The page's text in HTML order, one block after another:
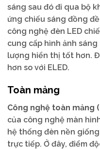
sáng sau đó đi qua bộ
ứng chiếu sáng đồng
công nghệ đèn LED
cung cấp hình ảnh
lượng hiển thị tốt hơn.
hơn so với ELED.
Toàn mảng
Công nghệ toàn mảng
của công nghệ màn
hệ thống đèn nền
trực tiếp. Ở đây, điểm